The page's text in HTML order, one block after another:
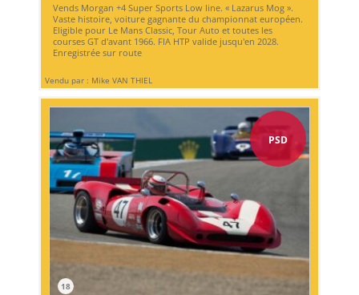
Vends Morgan +4 Super Sports Low line. « Lazarus Mog ».
Vaste histoire, voiture gagnante du championnat européen.
Eligible pour Le Mans Classic, Tour Auto et toutes les
courses GT d'avant 1966. FIA HTP valide jusqu'en 2028.
Enregistrée sur route
Vendu par : Mike VAN THIEL
PSD
18